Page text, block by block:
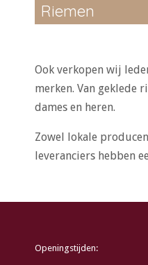
Riemen
Ook verkopen wij
merken. Van geklede
dames en heren.
Zowel lokale
leveranciers hebben
Openingstijden: